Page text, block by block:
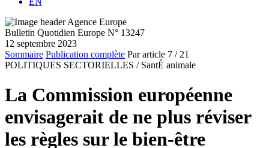
Bulletin Quotidien Europe N° 13247
12 septembre 2023
Sommaire Publication complète Par article 7 / 21
POLITIQUES SECTORIELLES / SantÉ animale
La Commission européenne
envisagerait de ne plus réviser
les règles sur le bien-être